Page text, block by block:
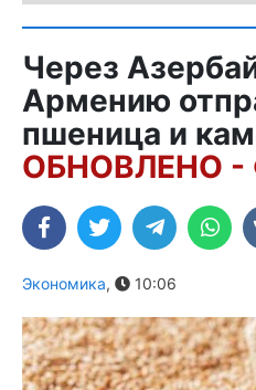
Через
Армению
пшеница и
ОБНОВЛЕНО -
Экономика, 10:06